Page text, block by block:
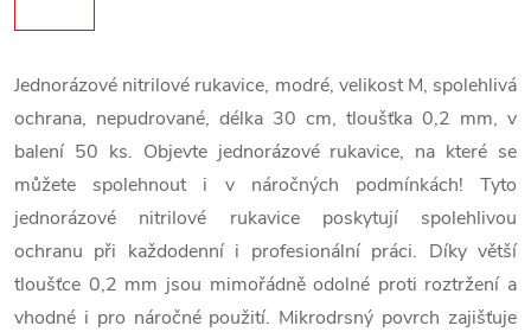
Jednorázové nitrilové rukavice, modré, velikost M, spolehlivá
ochrana, nepudrované, délka 30 cm, tloušťka 0,2 mm, v
balení 50 ks. Objevte jednorázové rukavice, na které se
můžete spolehnout i v náročných podmínkách! Tyto
jednorázové nitrilové rukavice poskytují spolehlivou
ochranu při každodenní i profesionální práci. Díky větší
tloušťce 0,2 mm jsou mimořádně odolné proti roztržení a
vhodné i pro náročné použití. Mikrodrsný povrch zajišťuje